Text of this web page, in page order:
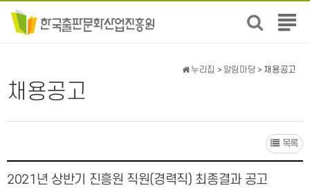
전
뉴
채용공고
누리집 > 알림마당 > 채용공고
목록
2021년 상반기 진흥원 직원(경력직) 최종결과 공고